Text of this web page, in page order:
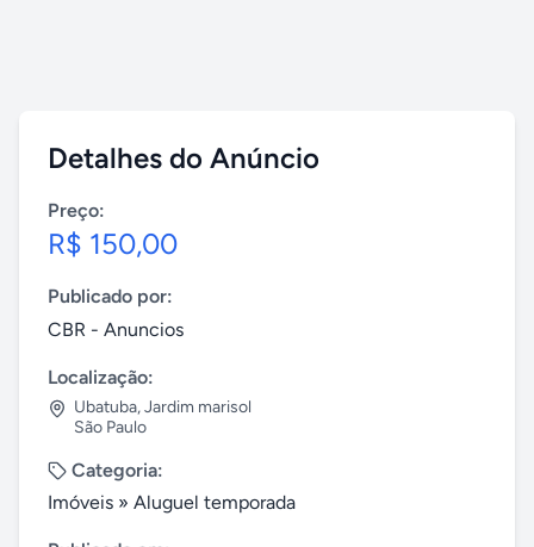
Detalhes do Anúncio
Preço:
R$ 150,00
Publicado por:
CBR - Anuncios
Localização:
Ubatuba,Jardim marisol
São Paulo
Categoria:
Imóveis » Aluguel temporada